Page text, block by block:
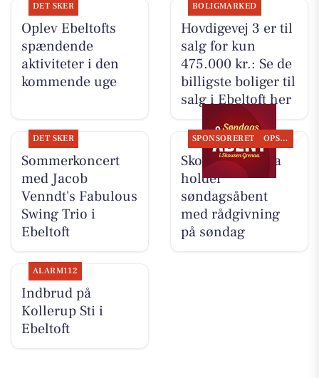
DET SKER
Oplev Ebeltofts
spændende
aktiviteter i den
kommende uge
BOLIGMARKED
Hovdigevej 3 er til
salg for kun
475.000 kr.: Se de
billigste boliger til
salg i Ebeltoft her
DET SKER
Sommerkoncert
med Jacob
Venndt's Fabulous
Swing Trio i
Ebeltoft
SPONSORERET OPSLAGSTAVLEN
Skousen Grenaa
holder
søndagsåbent
med rådgivning
på søndag
ALARM112
Indbrud på
Kollerup Sti i
Ebeltoft